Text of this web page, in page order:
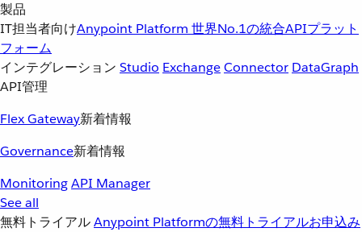
製品
IT担当者向けAnypoint Platform 世界No.1の統合APIプラット
フォーム
インテグレーション Studio ExchangeConnector DataGraph
API管理
Flex Gateway新着情報
Governance新着情報
MonitoringAPI Manager
See all
無料トライアルAnypoint Platformの無料トライアルお申込み